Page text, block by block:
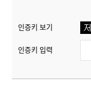
인증키 보기
인증키 입력